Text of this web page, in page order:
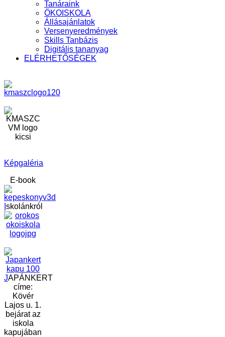
Tanáraink
ÖKOISKOLA
Állásajánlatok
Versenyeredmények
Skills Tanbázis
Digitális tananyag
ELÉRHETŐSÉGEK
Képgaléria
E-book
skolánkról
JAPÁNKERT
címe:
Kövér
Lajos u. 1.
bejárat az
iskola
kapujában